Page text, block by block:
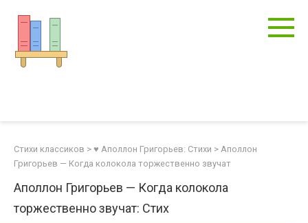
контенту
Стихи классиков > ♥ Аполлон Григорьев: Стихи > Аполлон
Григорьев — Когда колокола торжественно звучат
Аполлон Григорьев — Когда колокола
торжественно звучат: Стих